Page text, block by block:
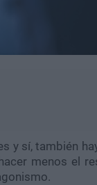
y sí, también
menos el